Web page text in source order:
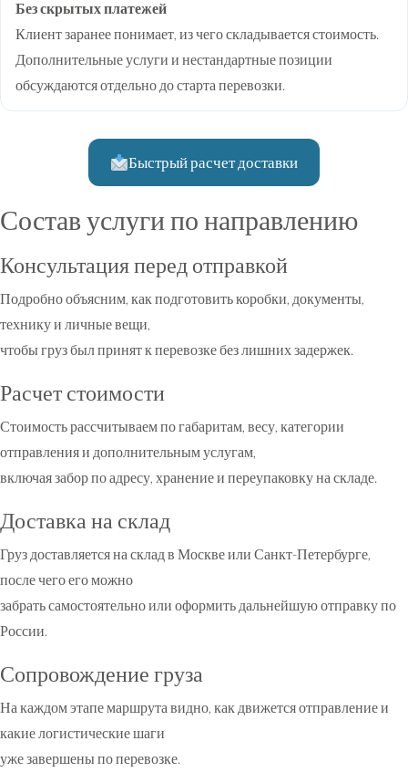
Без скрытых платежей
Клиент заранее понимает, из чего складывается стоимость.
Дополнительные услуги и нестандартные позиции
обсуждаются отдельно до старта перевозки.
Быстрый расчет доставки
Состав услуги по направлению
Консультация перед отправкой
Подробно объясним, как подготовить коробки, документы,
технику и личные вещи,
чтобы груз был принят к перевозке без лишних задержек.
Расчет стоимости
Стоимость рассчитываем по габаритам, весу, категории
отправления и дополнительным услугам,
включая забор по адресу, хранение и переупаковку на складе.
Доставка на склад
Груз доставляется на склад в Москве или Санкт-Петербурге,
после чего его можно
забрать самостоятельно или оформить дальнейшую отправку по
России.
Сопровождение груза
На каждом этапе маршрута видно, как движется отправление и
какие логистические шаги
уже завершены по перевозке.